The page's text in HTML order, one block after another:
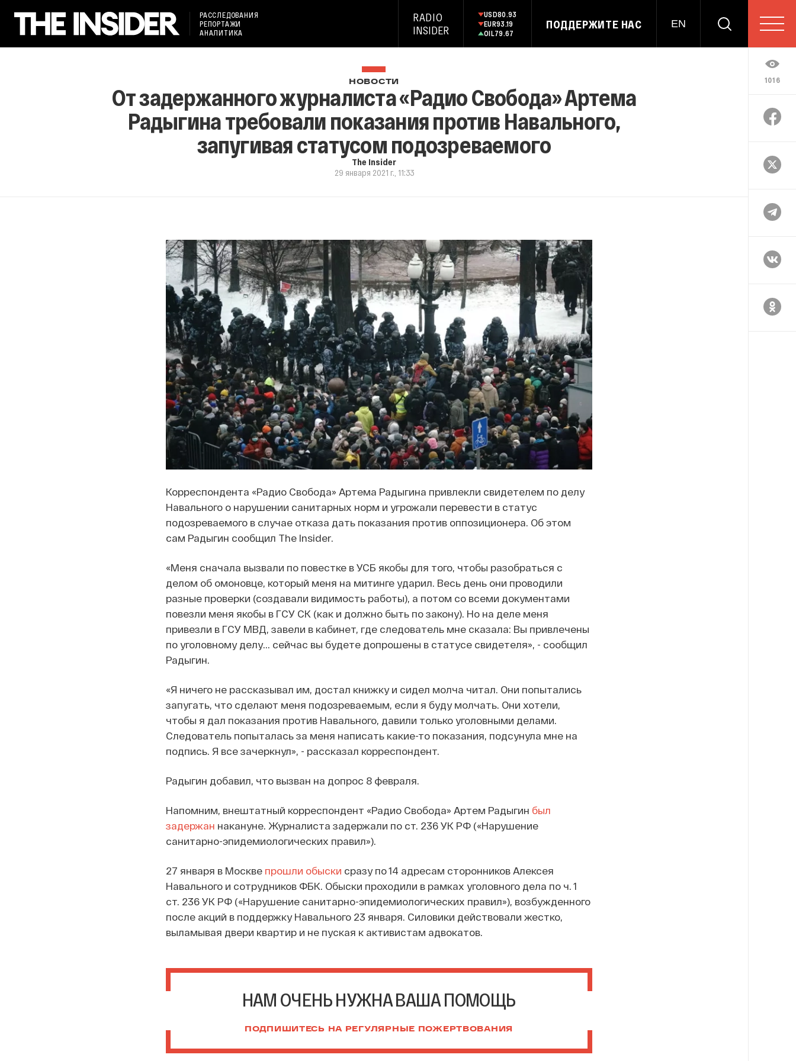
РАССЛЕДОВАНИЯ
РЕПОРТАЖИ
АНАЛИТИКА
RADIO
INSIDER
USD80.93
EUR93.19
OIL79.67
ПОДДЕРЖИТЕ НАС EN
1016
НОВОСТИ
От задержанного журналиста «Радио Свобода» Артема
Радыгина требовали показания против Навального,
запугивая статусом подозреваемого
The Insider
29 января 2021 г., 11:33
Корреспондента «Радио Свобода» Артема Радыгина привлекли свидетелем по делу
Навального о нарушении санитарных норм и угрожали перевести в статус
подозреваемого в случае отказа дать показания против оппозиционера. Об этом
сам Радыгин сообщил The Insider.
«Меня сначала вызвали по повестке в УСБ якобы для того, чтобы разобраться с
делом об омоновце, который меня на митинге ударил. Весь день они проводили
разные проверки (создавали видимость работы), а потом со всеми документами
повезли меня якобы в ГСУ СК (как и должно быть по закону). Но на деле меня
привезли в ГСУ МВД, завели в кабинет, где следователь мне сказала: Вы привлечены
по уголовному делу... сейчас вы будете допрошены в статусе свидетеля», - сообщил
Радыгин.
«Я ничего не рассказывал им, достал книжку и сидел молча читал. Они попытались
запугать, что сделают меня подозреваемым, если я буду молчать. Они хотели,
чтобы я дал показания против Навального, давили только уголовными делами.
Следователь попыталась за меня написать какие-то показания, подсунула мне на
подпись. Я все зачеркнул», - рассказал корреспондент.
Радыгин добавил, что вызван на допрос 8 февраля.
Напомним, внештатный корреспондент «Радио Свобода» Артем Радыгин был
задержан накануне. Журналиста задержали по ст. 236 УК РФ («Нарушение
санитарно-эпидемиологических правил»).
27 января в Москве прошли обыски сразу по 14 адресам сторонников Алексея
Навального и сотрудников ФБК. Обыски проходили в рамках уголовного дела по ч. 1
ст. 236 УК РФ («Нарушение санитарно-эпидемиологических правил»), возбужденного
после акций в поддержку Навального 23 января. Силовики действовали жестко,
выламывая двери квартир и не пуская к активистам адвокатов.
НАМ ОЧЕНЬ НУЖНА ВАША ПОМОЩЬ
ПОДПИШИТЕСЬ НА РЕГУЛЯРНЫЕ ПОЖЕРТВОВАНИЯ